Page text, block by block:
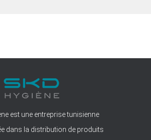
est une entreprise tunisienne
dans la distribution de produits